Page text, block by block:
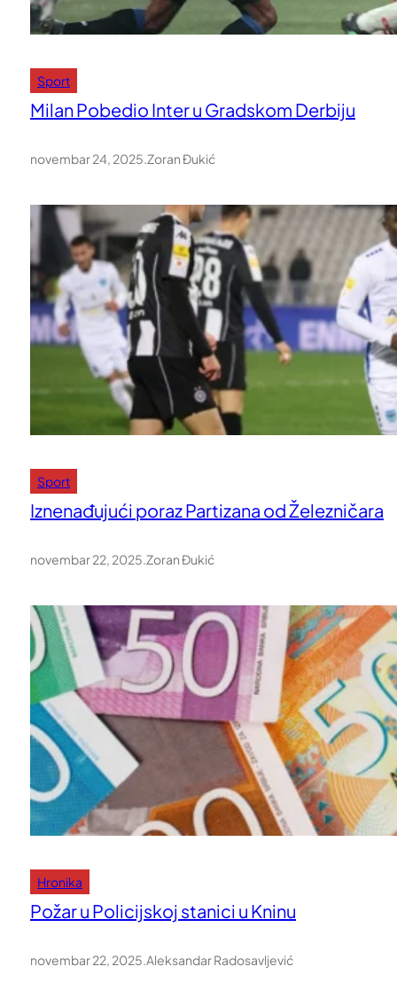
Sport
Milan Pobedio Inter u Gradskom Derbiju
novembar 24, 2025.Zoran Đukić
Sport
Iznenađujući poraz Partizana od Železničara
novembar 22, 2025.Zoran Đukić
Hronika
Požar u Policijskoj stanici u Kninu
novembar 22, 2025.Aleksandar Radosavljević